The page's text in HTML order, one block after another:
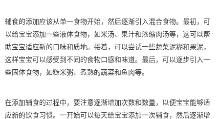
辅食的添加应该从单一食物开始，然后逐渐引入混合食物。最初，可
以给宝宝添加一些液体食物，如米汤、果汁和浓缩肉汤等，这可以帮
助宝宝适应新的口味和质地。接着，可以尝试一些蔬菜泥糊和果泥，
这样宝宝可以感受到不同的食物口感和味道。最后，可以逐步引入一
些固体食物，如糙米粥、煮熟的蔬菜和鱼肉等。
在添加辅食的过程中，要注意逐渐增加次数和数量，以便宝宝能够适
应新的饮食习惯。一开始可以每天给宝宝添加一次辅食，然后逐渐增